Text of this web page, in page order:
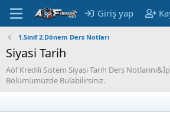
Giriş yap
1.Sinif 2.Dönem Ders Notları
Siyasi Tarih
Aöf Kredili Sistem Siyasi Tarih Ders
Bölümümüzde Bulabilirsiniz.